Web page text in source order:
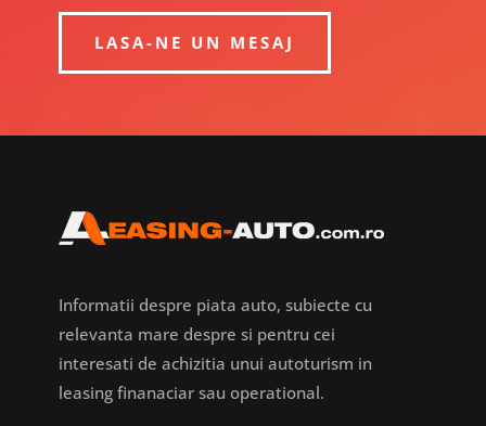
LASA-NE UN MESAJ
Informatii despre piata auto, subiecte cu
relevanta mare despre si pentru cei
interesati de achizitia unui autoturism in
leasing finanaciar sau operational.